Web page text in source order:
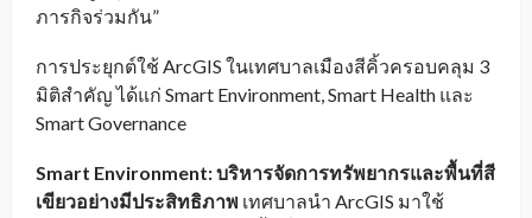
ภารกิจร่วมกัน”
การประยุกต์ใช้ ArcGIS ในเทศบาลเมืองสีคิ้วครอบคลุม 3
มิติสำคัญ ได้แก่ Smart Environment, Smart Health และ
Smart Governance
Smart Environment: บริหารจัดการทรัพยากรและพื้นที่สี
เขียวอย่างมีประสิทธิภาพ เทศบาลนำ ArcGIS มาใช้